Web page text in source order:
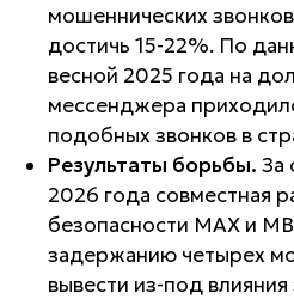
мошеннических
достичь 15-22%. По
весной 2025 года на
мессенджера
подобных звонков в
Результаты борьбы. За
2026 года совместная
безопасности MAX и
задержанию четырех
вывести из-под